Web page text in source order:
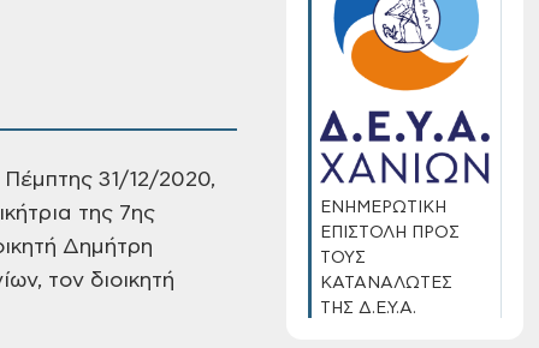
31/12/2020,
της 7ης
Δημήτρη
τον διοικητή
ΕΝΗΜΕΡΩΤΙΚΗ
ΕΠΙΣΤΟΛΗ ΠΡΟΣ
ΤΟΥΣ
ΚΑΤΑΝΑΛΩΤΕΣ
ΤΗΣ Δ.Ε.Υ.Α.